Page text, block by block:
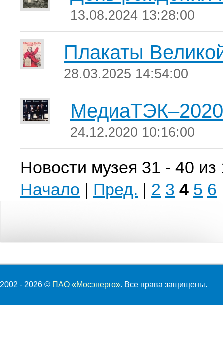
13.08.2024 13:28:00
Плакаты
28.03.2025 14:54:00
МедиаТЭК–2020
24.12.2020 10:16:00
Новости музея 31 - 40 из
Начало | Пред. | 2 3 4 5 6
2002 - 2026 © ПАО «Мосэнерго». Все права защищены.